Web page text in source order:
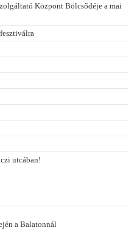
Központ Bölcsődéje a mai
utcában!
a Balatonnál